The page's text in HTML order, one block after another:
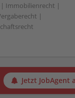
| Immobilienrecht |
|
Jetzt JobAgent